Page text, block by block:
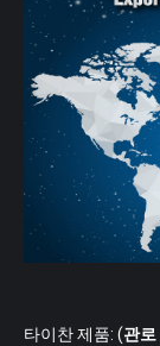
타이찬 제품: (관로